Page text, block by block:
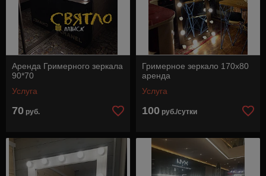
Аренда Гримерного зеркала
90*70
Услуга
70 руб.
Гримерное зеркало 170х80
аренда
Услуга
100 руб./сутки